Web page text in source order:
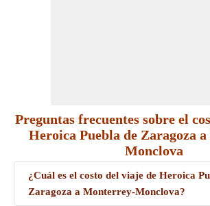
Preguntas frecuentes sobre el
Heroica Puebla de Zaragoza
Monclova
¿Cuál es el costo del viaje de Heroica
Zaragoza a Monterrey-Monclova?